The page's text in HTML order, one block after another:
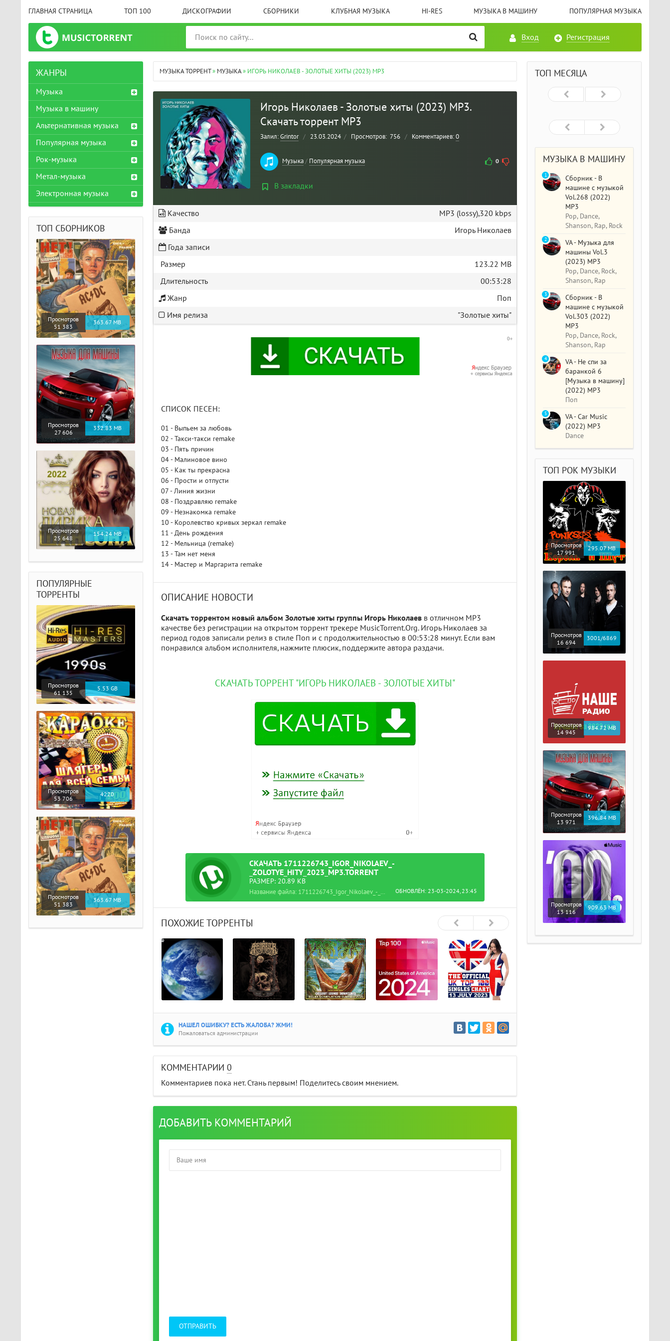
ГЛАВНАЯ СТРАНИЦА ТОП 100 ДИСКОГРАФИИ СБОРНИКИ КЛУБНАЯ МУЗЫКА HI-RES МУЗЫКА В МАШИНУ ПОПУЛЯРНАЯ МУЗЫКА
Вход Регистрация
МУЗЫКА ТОРРЕНТ» МУЗЫКА» ИГОРЬ НИКОЛАЕВ - ЗОЛОТЫЕ ХИТЫ (2023) MP3
Игорь Николаев - Золотые хиты (2023) MP3.
Скачать торрент MP3
Залил:Grintor / 23.03.2024 / Просмотров: 756 / Комментариев:0
0
Музыка/ Популярная музыка
В закладки
Качество
MP3 (lossy),320 kbps
Банда
Игорь Николаев
Года записи
Размер
123.22 MB
Длительность
00:53:28
Жанр
Поп
Имя релиза
"Золотые хиты"
СПИСОК ПЕСЕН:
01 - Выпьем за любовь
02 - Такси-такси remake
03 - Пять причин
04 - Малиновое вино
05 - Как ты прекрасна
06 - Прости и отпусти
07 - Линия жизни
08 - Поздравляю remake
09 - Незнакомка remake
10 - Королевство кривых зеркал remake
11 - День рождения
12 - Мельница (remake)
13 - Там нет меня
14 - Мастер и Маргарита remake
ОПИСАНИЕ НОВОСТИ
Скачать торрентом новый альбом Золотые хиты группы Игорь Николаевв отличном MP3
качестве без регистрации на открытом торрент трекере MusicTorrent.Org. Игорь Николаев за
период годов записали релиз в стиле Поп и с продолжительностью в 00:53:28 минут. Если вам
понравился альбом исполнителя, нажмите плюсик, поддержите автора раздачи.
СКАЧАТЬ ТОРРЕНТ "ИГОРЬ НИКОЛАЕВ - ЗОЛОТЫЕ ХИТЫ"
СКАЧАТЬ 1711226743_IGOR_NIKOLAEV_-
_ZOLOTYE_HITY_2023_MP3.TORRENT
РАЗМЕР: 20.89 KB
ОБНОВЛЁН: 23-03-2024, 23:45
Название файла: 1711226743_Igor_Nikolaev_-_Zolotye_hity_2023_MP3.torrent
ПОХОЖИЕ ТОРРЕНТЫ
НАШЕЛ ОШИБКУ? ЕСТЬ ЖАЛОБА? ЖМИ!
Пожаловаться администрации
КОММЕНТАРИИ 0
Комментариев пока нет. Стань первым! Поделитесь своим мнением.
ДОБАВИТЬ КОММЕНТАРИЙ
ОТПРАВИТЬ
ЖАНРЫ
Музыка
Музыка в машину
Альтернативная музыка
Популярная музыка
Рок-музыка
Метал-музыка
Электронная музыка
ТОП СБОРНИКОВ
Просмотров
51 383
363.67 MB
Просмотров
27 606
332.83 MB
Просмотров
25 648
154.24 MB
ПОПУЛЯРНЫЕ
ТОРРЕНТЫ
Просмотров
61 135
5.53 GB
Просмотров
53 706
4220
Просмотров
51 383
363.67 MB
ТОП МЕСЯЦА
МУЗЫКА В МАШИНУ
Сборник - В
машине с музыкой
Vol.268 (2022)
MP3
Pop, Dance,
Shanson, Rap, Rock
1
VA - Музыка для
машины Vol.3
(2023) MP3
Pop, Dance, Rock,
Shanson, Rap
2
Сборник - В
машине с музыкой
Vol.303 (2022)
MP3
Pop, Dance, Rock,
Shanson, Rap
3
VA - Не спи за
баранкой 6
[Музыка в машину]
(2022) MP3
Поп
4
VA - Car Music
(2022) MP3
Dance
5
ТОП РОК МУЗЫКИ
Просмотров
17 991
295.07 MB
Просмотров
16 694
3001/6869
Просмотров
14 945
984.72 MB
Просмотров
13 971
396.84 MB
Просмотров
13 116
909.63 MB